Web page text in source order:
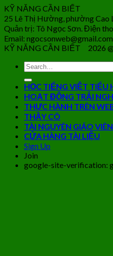
KỸ NĂNG CẦN BIẾT
25 Lê Thị Hường, phường Cao
Quản trị: Tô Ngọc Sơn. Điện
Email: ngocsonweb@gmail.com
KỸ NĂNG CẦN BIẾT 2026
HỌC TIẾNG VIỆT TIỂU
HOẠT ĐỘNG TRẢI
THỰC HÀNH TRÊN
THẦY CÔ
TÀI NGUYÊN GIÁO VIÊN
CỬA HÀNG TÀI LIỆU
Sign Up
Join
google-site-verification: